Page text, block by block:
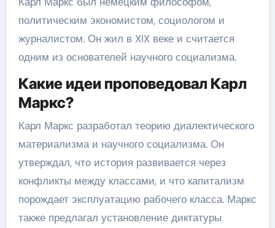
политическим экономистом, социологом и
журналистом. Он жил в XIX веке и считается
одним из основателей научного социализма.
Какие идеи проповедовал Карл
Маркс?
Карл Маркс разработал теорию диалектического
материализма и научного социализма. Он
утверждал, что история развивается через
конфликты между классами, и что капитализм
порождает эксплуатацию рабочего класса. Маркс
также предлагал установление диктатуры